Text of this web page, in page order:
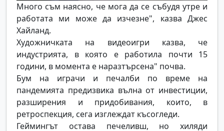
Много съм наясно, че мога да се събудя утре и
работата ми може да изчезне", казва Джес
Хайланд.
Художничката на видеоигри казва, че
индустрията, в която е работила почти 15
години, в момента е наразтърсена" почва.
Бум на играчи и печалби по време на
пандемията предизвика вълна от инвестиции,
разширения и придобивания, които, в
ретроспекция, сега изглеждат късогледи.
Геймингът остава печеливш, но хиляди